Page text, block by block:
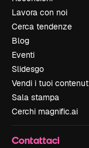
Lavora con noi
Cerca tendenze
Blog
Eventi
Slidesgo
Vendi i tuoi
Sala stampa
Cerchi magnific.ai
Contattaci